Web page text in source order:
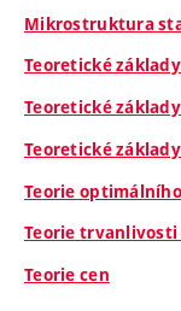
Mikrostruktura
Teoretické
Teoretické
Teoretické
Teorie
Teorie trvanlivosti
Teorie cen